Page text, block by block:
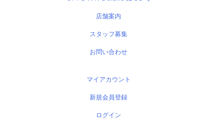
店舗案内
スタッフ募集
お問い合わせ
マイアカウント
新規会員登録
ログイン